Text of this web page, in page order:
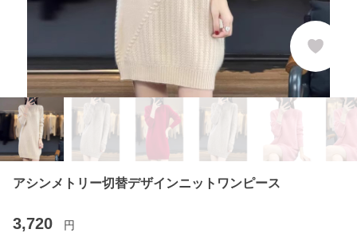
アシンメトリー切替デザインニットワンピース
3,720 円